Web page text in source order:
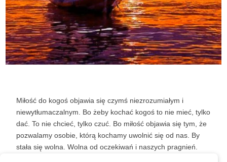
Miłość do kogoś objawia się czymś niezrozumiałym i
niewytłumaczalnym. Bo żeby kochać kogoś to nie mieć, tylko
dać. To nie chcieć, tylko czuć. Bo miłość objawia się tym, że
pozwalamy osobie, którą kochamy uwolnić się od nas. By
stała się wolna. Wolna od oczekiwań i naszych pragnień.